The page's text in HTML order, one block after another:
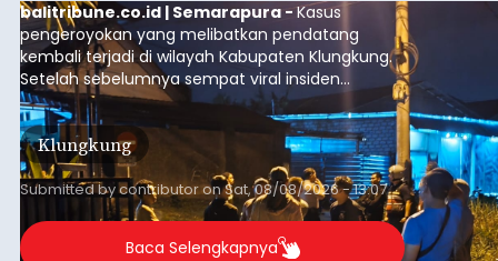
balitribune.co.id | Semarapura -Kasus
pengeroyokan yang melibatkan pendatang
kembali terjadi di wilayah Kabupaten Klungkung.
Setelah sebelumnya sempat viral insiden
keributan di barat Pasar Galiran, peristiwa serupa
kini menimpa seorang pemuda asal Kabupaten
Sumba Barat Daya (SBD), Nusa Tenggara Timur
(NTT).
Klungkung
Submitted bycontributoronSat, 08/08/2026 - 13:07
Baca Selengkapnya